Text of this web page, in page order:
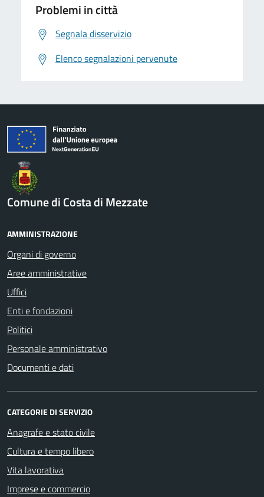
Problemi in città
Segnala disservizio
Elenco segnalazioni pervenute
Comune di Costa di Mezzate
AMMINISTRAZIONE
Organi di governo
Aree amministrative
Uffici
Enti e fondazioni
Politici
Personale amministrativo
Documenti e dati
CATEGORIE DI SERVIZIO
Anagrafe e stato civile
Cultura e tempo libero
Vita lavorativa
Imprese e commercio